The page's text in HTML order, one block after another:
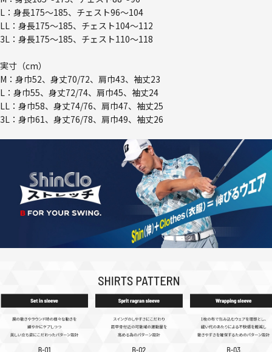
L：身長175～185、チェスト96～104
LL：身長175～185、チェスト104～112
3L：身長175～185、チェスト110～118
実寸（cm）
M：身巾52、身丈70/72、肩巾43、袖丈23
L：身巾55、身丈72/74、肩巾45、袖丈24
LL：身巾58、身丈74/76、肩巾47、袖丈25
3L：身巾61、身丈76/78、肩巾49、袖丈26